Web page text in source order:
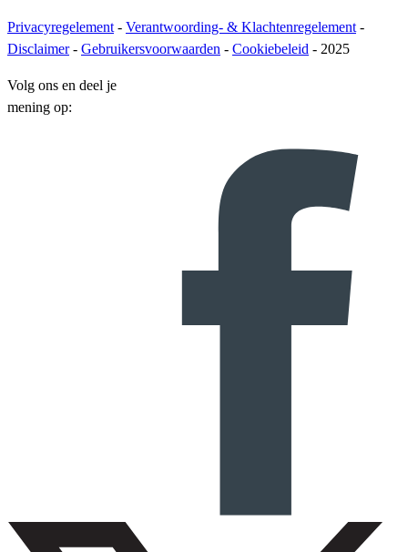
Privacyregelement - Verantwoording- & Klachtenregelement -
Disclaimer- Gebruikersvoorwaarden - Cookiebeleid - 2025
Volg ons en deel je
mening op: